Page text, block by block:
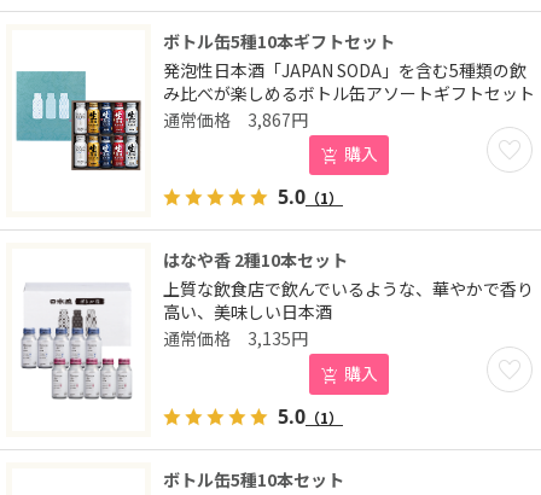
ボトル缶5種10本ギフトセット
発泡性日本酒「JAPAN SODA」を含む5種類の飲
み比べが楽しめるボトル缶アソートギフトセット
お気
3,867円
購入
5.0 （1）
はなや香 2種10本セット
上質な飲食店で飲んでいるような、華やかで香り
高い、美味しい日本酒
お気
3,135円
購入
5.0 （1）
ボトル缶5種10本セット